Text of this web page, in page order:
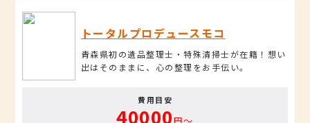
トータルプロデュースモコ
青森県初の遺品整理士・特殊清掃士が在籍！想い
出はそのままに、心の整理をお手伝い。
費用目安
40000